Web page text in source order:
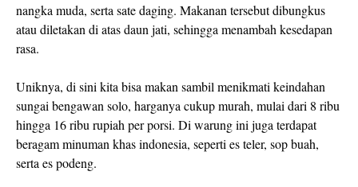
nangka muda, serta sate daging. Makanan tersebut dibungkus
atau diletakan di atas daun jati, sehingga menambah kesedapan
rasa.
Uniknya, di sini kita bisa makan sambil menikmati keindahan
sungai bengawan solo, harganya cukup murah, mulai dari 8 ribu
hingga 16 ribu rupiah per porsi. Di warung ini juga terdapat
beragam minuman khas indonesia, seperti es teler, sop buah,
serta es podeng.